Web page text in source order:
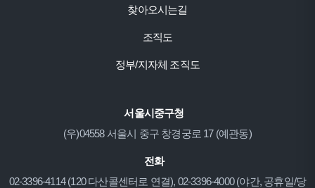
찾아오시는길
조직도
정부/지자체 조직도
서울시중구청
(우)04558 서울시 중구 창경궁로 17 (예관동)
전화
02-3396-4114 (120 다산콜센터로 연결), 02-3396-4000 (야간, 공휴일/당